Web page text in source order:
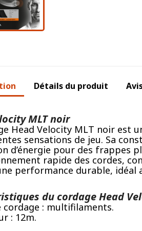
Détails du produit
MLT noir
Head Velocity MLT noir
sensations de jeu. Sa
d’énergie pour des frappes
rapide des cordes,
performance durable,
du cordage Head
cordage : multifilaments.
: 12m.